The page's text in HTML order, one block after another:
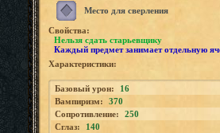
Место для сверления
Свойства:
Нельзя сдать старьевщику
Каждый предмет занимает отдельную
Характеристики:
Базовый урон:
16
Вампиризм:
370
Сопротивление:
250
Сглаз:
140